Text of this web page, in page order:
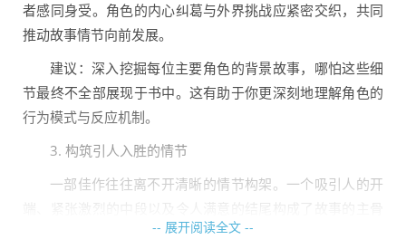
者感同身受。角色的内心纠葛与外界挑战应紧密交织，共同
推动故事情节向前发展。
建议：深入挖掘每位主要角色的背景故事，哪怕这些细
节最终不全部展现于书中。这有助于你更深刻地理解角色的
行为模式与反应机制。
3. 构筑引人入胜的情节
一部佳作往往离不开清晰的情节构架。一个吸引人的开
架。确保你的情节中蕴含足够的冲突与悬念，以牢牢抓住读
-- 展开阅读全文 --